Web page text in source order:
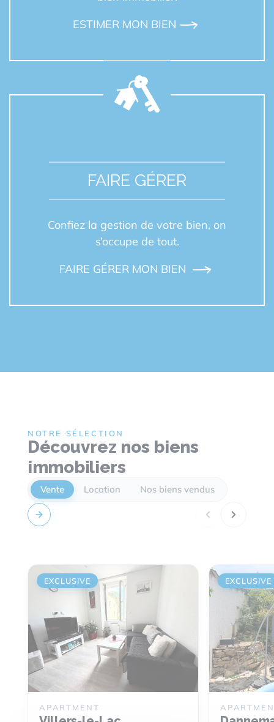
ESTIMER MON BIEN
FAIRE GÉRER
Confiez la gestion de votre bien, on
s’occupe de tout.
FAIRE GÉRER MON BIEN
NOTRE SÉLECTION
Découvrez nos biens
immobiliers
Vente Location Nos biens vendus
EXCLUSIVE
APARTMENT
EXCLUSIVE